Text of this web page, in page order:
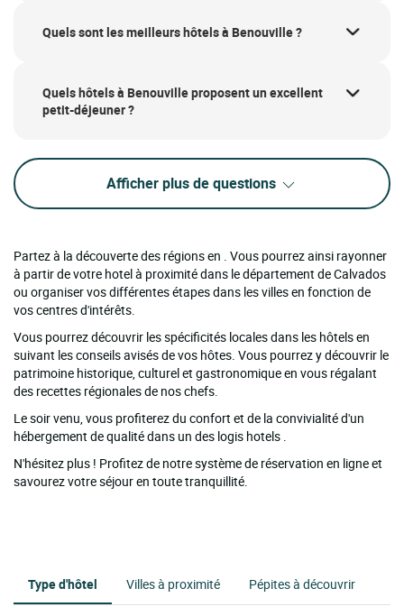
Quels sont les meilleurs hôtels à Benouville ?
Quels hôtels à Benouville proposent un excellent
petit-déjeuner ?
Afficher plus de questions
Partez à la découverte des régions en . Vous pourrez ainsi rayonner
à partir de votre hotel à proximité dans le département de Calvados
ou organiser vos différentes étapes dans les villes en fonction de
vos centres d'intérêts.
Vous pourrez découvrir les spécificités locales dans les hôtels en
suivant les conseils avisés de vos hôtes. Vous pourrez y découvrir le
patrimoine historique, culturel et gastronomique en vous régalant
des recettes régionales de nos chefs.
Le soir venu, vous profiterez du confort et de la convivialité d'un
hébergement de qualité dans un des logis hotels .
N'hésitez plus ! Profitez de notre système de réservation en ligne et
savourez votre séjour en toute tranquillité.
Type d'hôtel Villes à proximité Pépites à découvrir